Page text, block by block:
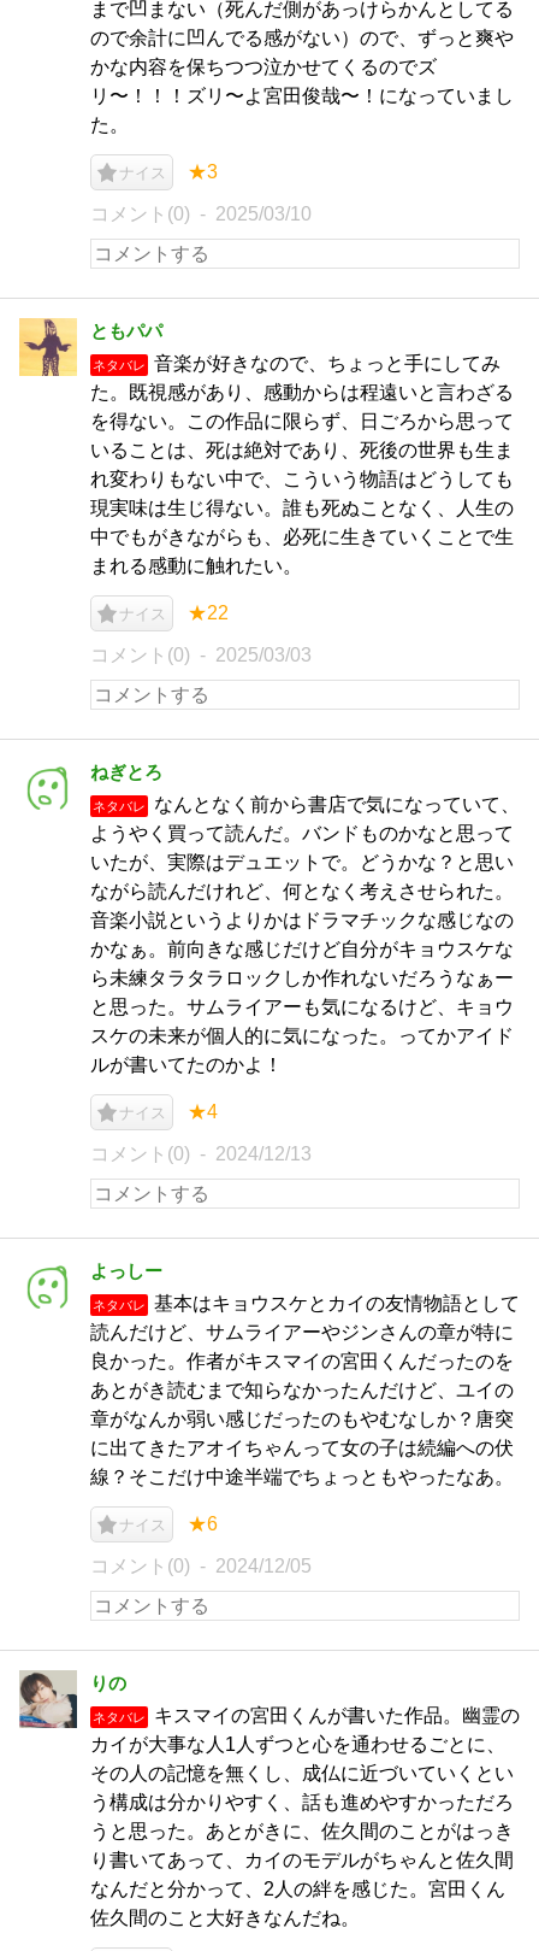
まで凹まない（死んだ側があっけらかんとしてる
ので余計に凹んでる感がない）ので、ずっと爽や
かな内容を保ちつつ泣かせてくるのでズ
リ〜！！！ズリ〜よ宮田俊哉〜！になっていまし
た。
ナイス ★3
コメント(0) 2025/03/10
ともパパ
ネタバレ
音楽が好きなので、ちょっと手にしてみ
た。既視感があり、感動からは程遠いと言わざる
を得ない。この作品に限らず、日ごろから思って
いることは、死は絶対であり、死後の世界も生ま
れ変わりもない中で、こういう物語はどうしても
現実味は生じ得ない。誰も死ぬことなく、人生の
中でもがきながらも、必死に生きていくことで生
まれる感動に触れたい。
ナイス ★22
コメント(0) 2025/03/03
ねぎとろ
ネタバレ
なんとなく前から書店で気になっていて、
ようやく買って読んだ。バンドものかなと思って
いたが、実際はデュエットで。どうかな？と思い
ながら読んだけれど、何となく考えさせられた。
音楽小説というよりかはドラマチックな感じなの
かなぁ。前向きな感じだけど自分がキョウスケな
ら未練タラタラロックしか作れないだろうなぁー
と思った。サムライアーも気になるけど、キョウ
スケの未来が個人的に気になった。ってかアイド
ルが書いてたのかよ！
ナイス ★4
コメント(0) 2024/12/13
よっしー
ネタバレ
基本はキョウスケとカイの友情物語として
読んだけど、サムライアーやジンさんの章が特に
良かった。作者がキスマイの宮田くんだったのを
あとがき読むまで知らなかったんだけど、ユイの
章がなんか弱い感じだったのもやむなしか？唐突
に出てきたアオイちゃんって女の子は続編への伏
線？そこだけ中途半端でちょっともやったなあ。
ナイス ★6
コメント(0) 2024/12/05
りの
ネタバレ
キスマイの宮田くんが書いた作品。幽霊の
カイが大事な人1人ずつと心を通わせるごとに、
その人の記憶を無くし、成仏に近づいていくとい
う構成は分かりやすく、話も進めやすかっただろ
うと思った。あとがきに、佐久間のことがはっき
り書いてあって、カイのモデルがちゃんと佐久間
なんだと分かって、2人の絆を感じた。宮田くん
佐久間のこと大好きなんだね。